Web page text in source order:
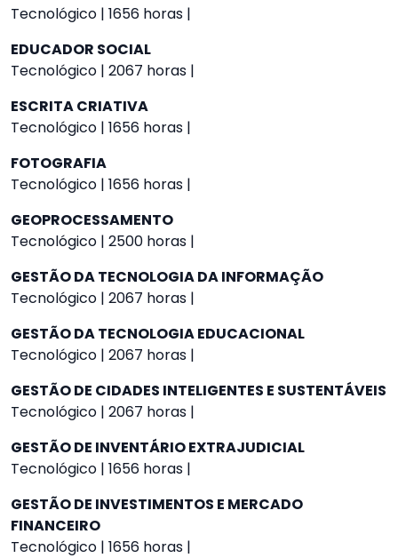
Tecnológico | 1656 horas |
EDUCADOR SOCIAL
Tecnológico | 2067 horas |
ESCRITA CRIATIVA
Tecnológico | 1656 horas |
FOTOGRAFIA
Tecnológico | 1656 horas |
GEOPROCESSAMENTO
Tecnológico | 2500 horas |
GESTÃO DA TECNOLOGIA DA INFORMAÇÃO
Tecnológico | 2067 horas |
GESTÃO DA TECNOLOGIA EDUCACIONAL
Tecnológico | 2067 horas |
GESTÃO DE CIDADES INTELIGENTES E SUSTENTÁVEIS
Tecnológico | 2067 horas |
GESTÃO DE INVENTÁRIO EXTRAJUDICIAL
Tecnológico | 1656 horas |
GESTÃO DE INVESTIMENTOS E MERCADO
FINANCEIRO
Tecnológico | 1656 horas |